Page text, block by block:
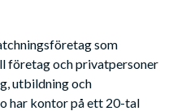
som
företag och privatpersoner
utbildning och
har kontor på ett 20-tal